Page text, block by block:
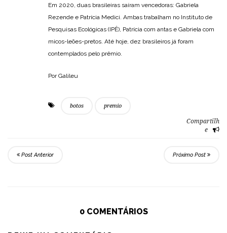
Em 2020, duas brasileiras saíram vencedoras: Gabriela
Rezende e Patrícia Medici. Ambas trabalham no Instituto de
Pesquisas Ecológicas (IPÊ), Patrícia com antas e Gabriela com
micos-leões-pretos. Até hoje, dez brasileiros já foram
contemplados pelo prêmio.
Por Galileu
botos premio
Compartilh
e
Post Anterior Próximo Post
0 COMENTÁRIOS